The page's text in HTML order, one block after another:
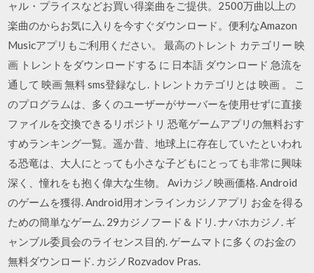
ャル・プライスなどお買い得楽曲をご提供。2500万曲以上の
楽曲のからお気に入りを今すぐダウンロード。便利なAmazon
Musicアプリもご利用ください。 最高のトレント カテゴリー 映
画 トレントをダウンロードする に 日本語 ダウンロード 急流を
通して 映画 無料 sms登録なし. トレントカテゴリとは 映画 。 こ
のプログラムは、多くのユーザーがサーバーを使用せずに直接
ファイルを交換できるリポジトリ 恐竜ゲームアプリの無料おす
すめランキング一覧。遥か昔、地球上に存在していたといわれ
る恐竜は、大人にとっても小さな子どもにとっても非常に興味
深く、憧れをも抱く偉大な生物。 Aviカジノ映画価格. Android
のゲームを獲得. Android用オンラインカジノアプリ お金を得る
ための簡単なゲーム. 29カジノフード＆ドリ. ナバホカジノ. ギ
ャンブル委員会のライセンス目的. ゲームマトに多くのお金の
無料ダウンロード. カジノRozvadov Pras.